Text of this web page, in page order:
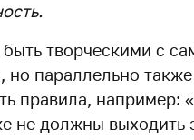
творческими с
но параллельно
правила, например:
не должны выходить